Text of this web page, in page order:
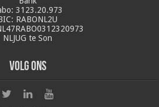
3123.20.973
RABONL2U
NLJUG te Son
Volg ons